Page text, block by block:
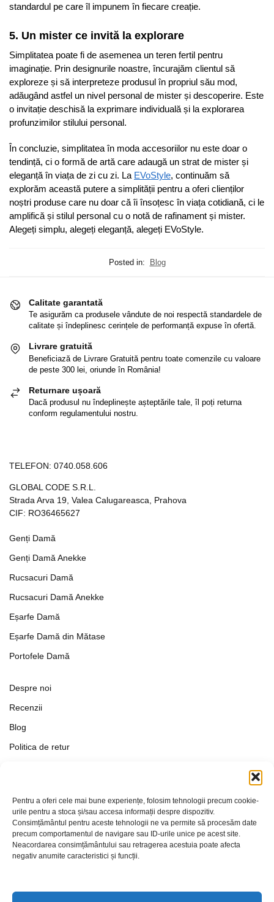
Pentru a oferi cele mai bune experiențe, folosim tehnologii precum cookie-
urile pentru a stoca și/sau accesa informații despre dispozitiv.
Consimțământul pentru aceste tehnologii ne va permite să procesăm date
precum comportamentul de navigare sau ID-urile unice pe acest site.
Neacordarea consimțământului sau retragerea acestuia poate afecta
negativ anumite caracteristici și funcții.
standardul pe care îl impunem în fiecare creație.
5. Un mister ce invită la explorare
Simplitatea poate fi de asemenea un teren fertil pentru
imaginație. Prin designurile noastre, încurajăm clientul să
exploreze și să interpreteze produsul în propriul său mod,
adăugând astfel un nivel personal de mister și descoperire. Este
o invitație deschisă la exprimare individuală și la explorarea
profunzimilor stilului personal.
În concluzie, simplitatea în moda accesoriilor nu este doar o
tendință, ci o formă de artă care adaugă un strat de mister și
eleganță în viața de zi cu zi. La EVoStyle, continuăm să
explorăm această putere a simplității pentru a oferi clienților
noștri produse care nu doar că îi însoțesc în viața cotidiană, ci le
amplifică și stilul personal cu o notă de rafinament și mister.
Alegeți simplu, alegeți eleganță, alegeți EVoStyle.
Posted in: Blog
Calitate garantată
Te asigurăm ca produsele vândute de noi respectă standardele de
calitate și îndeplinesc cerințele de performanță expuse în ofertă.
Livrare gratuită
Beneficiază de Livrare Gratuită pentru toate comenzile cu valoare
de peste 300 lei, oriunde în România!
Returnare ușoară
Dacă produsul nu îndeplinește așteptările tale, îl poți returna
conform regulamentului nostru.
TELEFON: 0740.058.606
GLOBAL CODE S.R.L.
Strada Arva 19, Valea Calugareasca, Prahova
CIF: RO36465627
Genți Damă
Genți Damă Anekke
Rucsacuri Damă
Rucsacuri Damă Anekke
Eșarfe Damă
Eșarfe Damă din Mătase
Portofele Damă
Despre noi
Recenzii
Blog
Politica de retur
Politica de Confidențialitate
Politica de cookies
Setări Cookie-uri
Contact